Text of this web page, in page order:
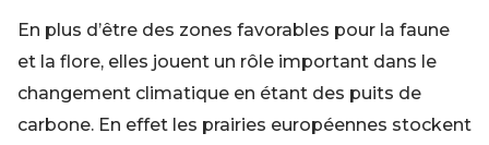
En plus d’être des zones favorables pour la faune
et la flore, elles jouent un rôle important dans le
changement climatique en étant des puits de
carbone. En effet les prairies européennes stockent